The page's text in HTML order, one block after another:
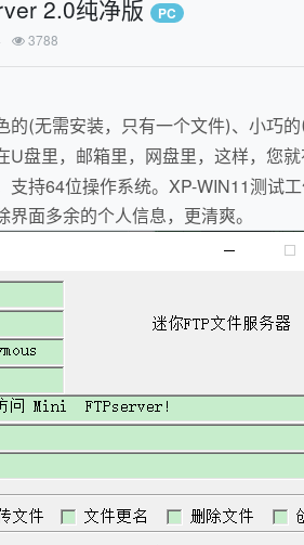
2.0纯净版 PC
3788
的(无需安装，只有一个文件)、小巧的
U盘里，邮箱里，网盘里，这样，您
持64位操作系统。XP-WIN11测试工
面多余的个人信息，更清爽。